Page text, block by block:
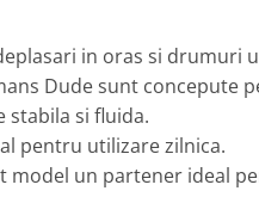
in oras si drumuri
Dude sunt concepute
stabila si fluida.
pentru utilizare zilnica.
model un partener ideal